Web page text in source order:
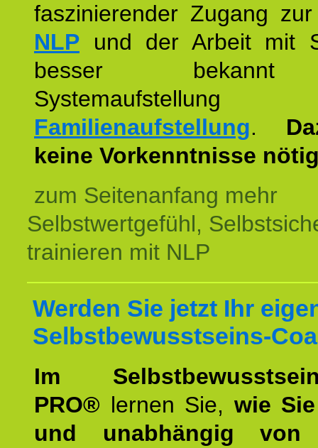
faszinierender Zugang
NLP und der Arbeit mit
besser
Familienaufstellung.
keine Vorkenntnisse
zum Seitenanfang mehr
Selbstwertgefühl,
trainieren mit NLP
Werden Sie jetzt Ihr
Selbstbewusstseins-
Im
PRO® lernen Sie, wie
und unabhängig von